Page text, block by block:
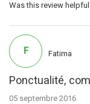
Was this review
Ponctualité,
05 septembre 2016
F Fatima